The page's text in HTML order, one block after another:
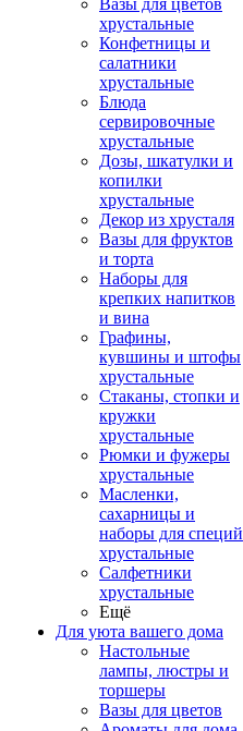
Вазы для цветов
хрустальные
Конфетницы и
салатники
хрустальные
Блюда
сервировочные
хрустальные
Дозы, шкатулки и
копилки
хрустальные
Декор из хрусталя
Вазы для фруктов
и торта
Наборы для
крепких напитков
и вина
Графины,
кувшины и штофы
хрустальные
Стаканы, стопки и
кружки
хрустальные
Рюмки и фужеры
хрустальные
Масленки,
сахарницы и
наборы для специй
хрустальные
Салфетники
хрустальные
Ещё
Для уюта вашего дома
Настольные
лампы, люстры и
торшеры
Вазы для цветов